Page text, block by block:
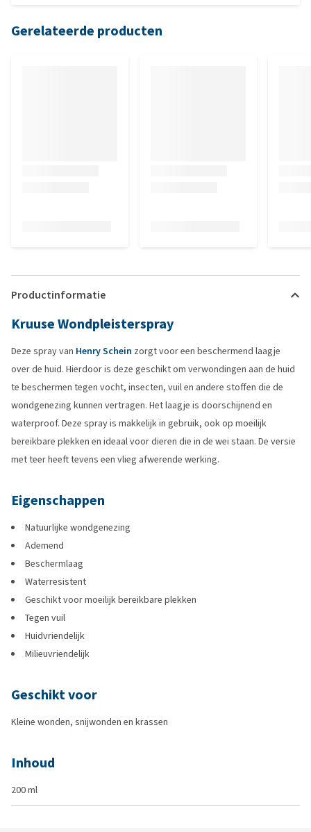
Gerelateerde producten
Productinformatie
Kruuse Wondpleisterspray
Deze spray van Henry Schein zorgt voor een beschermend laagje
over de huid. Hierdoor is deze geschikt om verwondingen aan de huid
te beschermen tegen vocht, insecten, vuil en andere stoffen die de
wondgenezing kunnen vertragen. Het laagje is doorschijnend en
waterproof. Deze spray is makkelijk in gebruik, ook op moeilijk
bereikbare plekken en ideaal voor dieren die in de wei staan. De versie
met teer heeft tevens een vlieg afwerende werking.
Eigenschappen
Natuurlijke wondgenezing
Ademend
Beschermlaag
Waterresistent
Geschikt voor moeilijk bereikbare plekken
Tegen vuil
Huidvriendelijk
Milieuvriendelijk
Geschikt voor
Kleine wonden, snijwonden en krassen
Inhoud
200 ml